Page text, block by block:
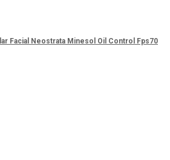
Facial Neostrata Minesol Oil Control Fps70